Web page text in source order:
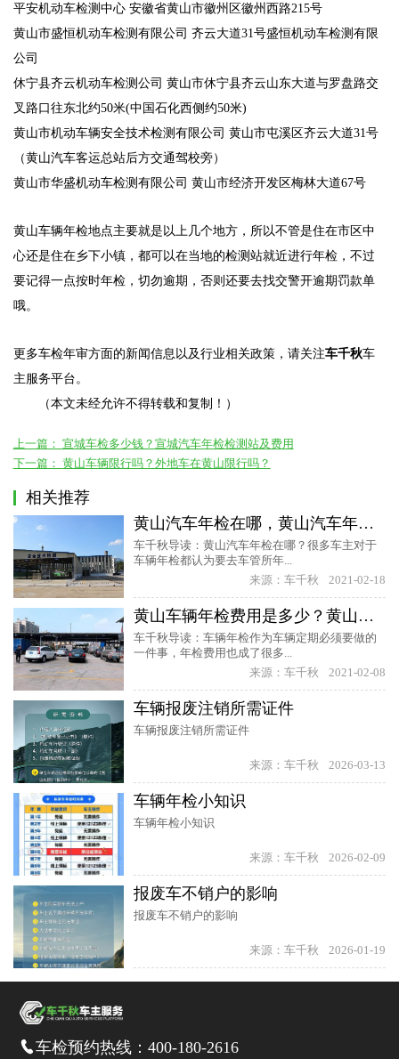
平安机动车检测中心 安徽省黄山市徽州区徽州西路215号
黄山市盛恒机动车检测有限公司 齐云大道31号盛恒机动车检测有限
公司
休宁县齐云机动车检测公司 黄山市休宁县齐云山东大道与罗盘路交
叉路口往东北约50米(中国石化西侧约50米)
黄山市机动车辆安全技术检测有限公司 黄山市屯溪区齐云大道31号
（黄山汽车客运总站后方交通驾校旁）
黄山市华盛机动车检测有限公司 黄山市经济开发区梅林大道67号
黄山车辆年检地点主要就是以上几个地方，所以不管是住在市区中
心还是住在乡下小镇，都可以在当地的检测站就近进行年检，不过
要记得一点按时年检，切勿逾期，否则还要去找交警开逾期罚款单
哦。
更多车检年审方面的新闻信息以及行业相关政策，请关注车千秋车
主服务平台。
（本文未经允许不得转载和复制！）
上一篇： 宣城车检多少钱？宣城汽车年检检测站及费用
下一篇： 黄山车辆限行吗？外地车在黄山限行吗？
相关推荐
黄山汽车年检在哪，黄山汽车年检哪家好？
车千秋导读：黄山汽车年检在哪？很多车主对于
车辆年检都认为要去车管所年...
来源：车千秋
2021-02-18
黄山车辆年检费用是多少？黄山汽车年审费用
车千秋导读：车辆年检作为车辆定期必须要做的
一件事，年检费用也成了很多...
来源：车千秋
2021-02-08
车辆报废注销所需证件
车辆报废注销所需证件
来源：车千秋 2026-03-13
车辆年检小知识
车辆年检小知识
来源：车千秋 2026-02-09
报废车不销户的影响
报废车不销户的影响
来源：车千秋 2026-01-19
车检预约热线： 400-180-2616